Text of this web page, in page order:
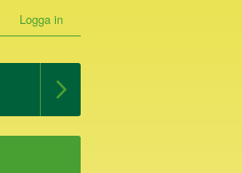
Logga in